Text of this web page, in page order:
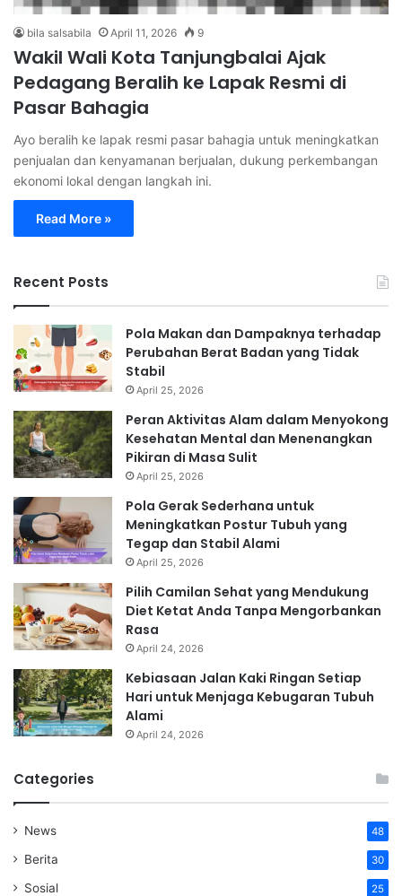
bila salsabila April 11, 2026 9
Wakil Wali Kota Tanjungbalai Ajak
Pedagang Beralih ke Lapak Resmi di
Pasar Bahagia
Ayo beralih ke lapak resmi pasar bahagia untuk meningkatkan
penjualan dan kenyamanan berjualan, dukung perkembangan
ekonomi lokal dengan langkah ini.
Read More »
Recent Posts
Pola Makan dan Dampaknya terhadap
Perubahan Berat Badan yang Tidak
Stabil
April 25, 2026
Peran Aktivitas Alam dalam Menyokong
Kesehatan Mental dan Menenangkan
Pikiran di Masa Sulit
April 25, 2026
Pola Gerak Sederhana untuk
Meningkatkan Postur Tubuh yang
Tegap dan Stabil Alami
April 25, 2026
Pilih Camilan Sehat yang Mendukung
Diet Ketat Anda Tanpa Mengorbankan
Rasa
April 24, 2026
Kebiasaan Jalan Kaki Ringan Setiap
Hari untuk Menjaga Kebugaran Tubuh
Alami
April 24, 2026
Categories
News 48
Berita 30
Sosial 25